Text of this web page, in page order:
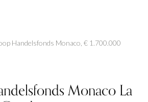
Handelsfonds Monaco, € 1.700.000
Monaco La